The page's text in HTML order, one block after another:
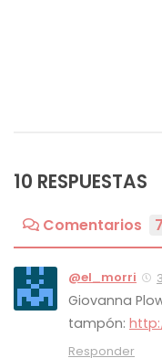
10 RESPUESTAS
Comentarios 7
@el_morri
Giovanna
tampón:
Responder